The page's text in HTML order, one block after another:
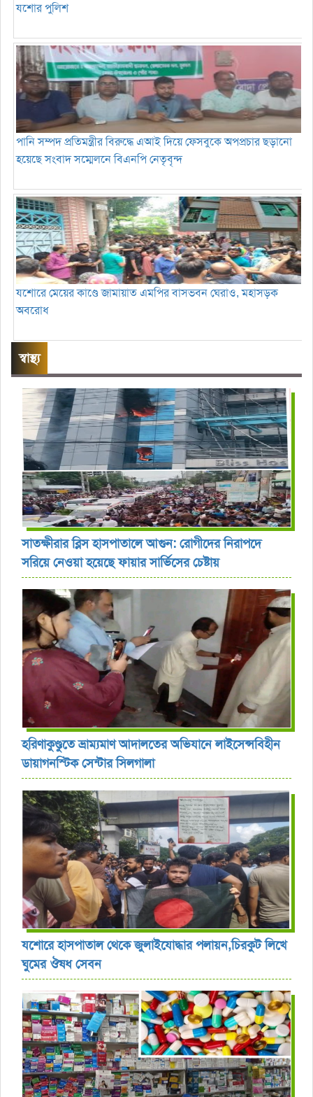
যশোর পুলিশ
পানি সম্পদ প্রতিমন্ত্রীর বিরুদ্ধে এআই দিয়ে ফেসবুকে অপপ্রচার ছড়ানো
হয়েছে সংবাদ সম্মেলনে বিএনপি নেতৃবৃন্দ
যশোরে মেয়ের কাণ্ডে জামায়াত এমপির বাসভবন ঘেরাও, মহাসড়ক
অবরোধ
স্বাস্থ্য
সাতক্ষীরার ব্লিস হাসপাতালে আগুন: রোগীদের নিরাপদে
সরিয়ে নেওয়া হয়েছে ফায়ার সার্ভিসের চেষ্টায়
হরিণাকুণ্ডুতে ভ্রাম্যমাণ আদালতের অভিযানে লাইসেন্সবিহীন
ডায়াগনস্টিক সেন্টার সিলগালা
যশোরে হাসপাতাল থেকে জুলাইযোদ্ধার পলায়ন,চিরকুট লিখে
ঘুমের ঔষধ সেবন